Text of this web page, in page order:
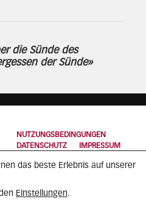
die Sünde des
der Sünde»
NUTZUNGSBEDINGUNGEN
DATENSCHUTZ
IMPRESSUM
das beste Erlebnis auf unserer
Einstellungen.